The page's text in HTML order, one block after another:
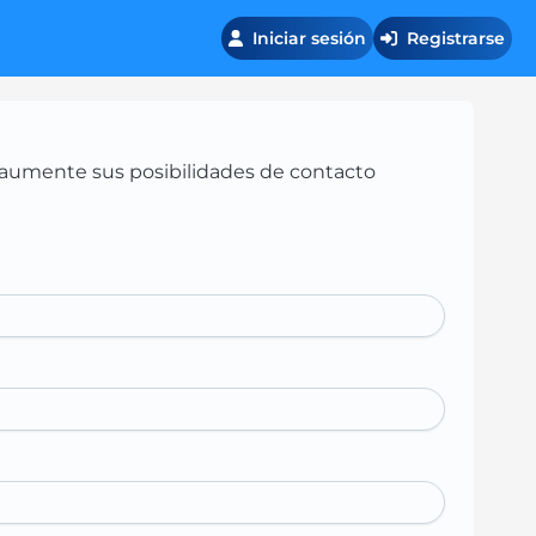
Iniciar sesión Registrarse
sus posibilidades de contacto